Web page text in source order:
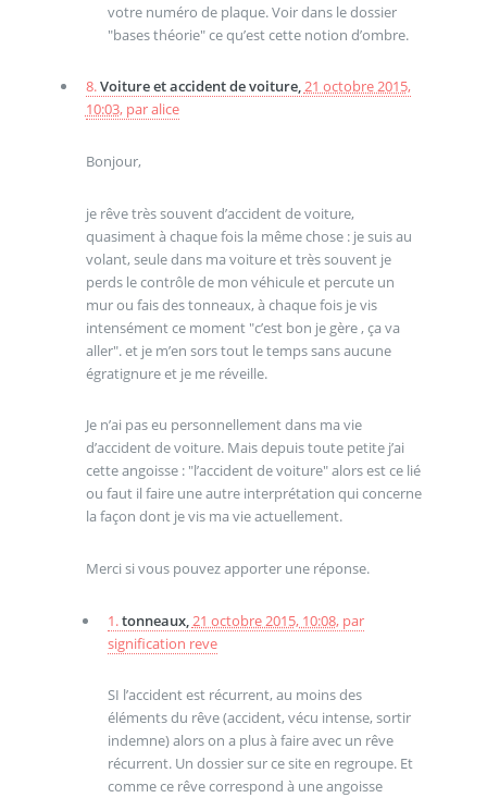
votre numéro de plaque. Voir dans le dossier
"bases théorie" ce qu’est cette notion d’ombre.
8.Voiture et accident de voiture,21 octobre 2015,
10:03, paralice
Bonjour,
je rêve très souvent d’accident de voiture,
quasiment à chaque fois la même chose : je suis au
volant, seule dans ma voiture et très souvent je
perds le contrôle de mon véhicule et percute un
mur ou fais des tonneaux, à chaque fois je vis
intensément ce moment "c’est bon je gère , ça va
aller". et je m’en sors tout le temps sans aucune
égratignure et je me réveille.
Je n’ai pas eu personnellement dans ma vie
d’accident de voiture. Mais depuis toute petite j’ai
cette angoisse : "l’accident de voiture" alors est ce lié
ou faut il faire une autre interprétation qui concerne
la façon dont je vis ma vie actuellement.
Merci si vous pouvez apporter une réponse.
1.tonneaux,21 octobre 2015, 10:08, par
signification reve
SI l’accident est récurrent, au moins des
éléments du rêve (accident, vécu intense, sortir
indemne) alors on a plus à faire avec un rêve
récurrent. Un dossier sur ce site en regroupe. Et
comme ce rêve correspond à une angoisse